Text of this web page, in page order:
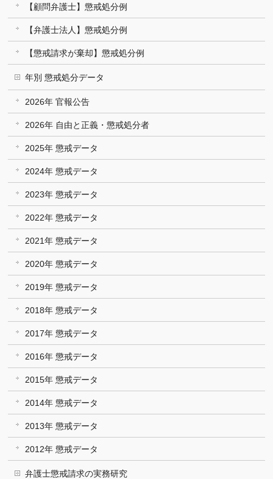
【顧問弁護士】懲戒処分例
【弁護士法人】懲戒処分例
【懲戒請求が棄却】懲戒処分例
年別 懲戒処分データ
2026年 官報公告
2026年 自由と正義・懲戒処分者
2025年 懲戒データ
2024年 懲戒データ
2023年 懲戒データ
2022年 懲戒データ
2021年 懲戒データ
2020年 懲戒データ
2019年 懲戒データ
2018年 懲戒データ
2017年 懲戒データ
2016年 懲戒データ
2015年 懲戒データ
2014年 懲戒データ
2013年 懲戒データ
2012年 懲戒データ
弁護士懲戒請求の実務研究